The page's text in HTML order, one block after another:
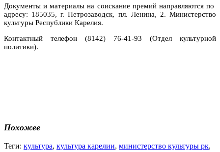
Документы и материалы на соискание премий направляются по
адресу: 185035, г. Петрозаводск, пл. Ленина, 2. Министерство
культуры Республики Карелия.
Контактный телефон (8142) 76-41-93 (Отдел культурной
политики).
Похожее
Теги: культура, культура карелии, министерство культуры рк,